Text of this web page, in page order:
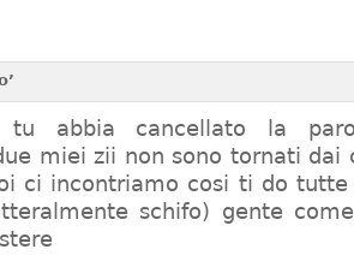
tu abbia cancellato la
miei zii non sono tornati dai
ci incontriamo cosi ti do tutte
schifo) gente